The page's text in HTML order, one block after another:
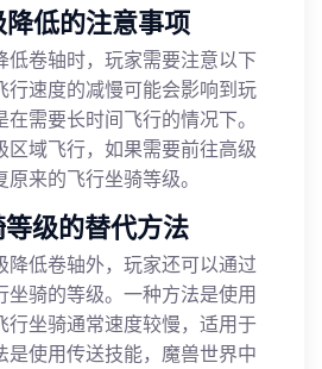
低的注意事项
低卷轴时，玩家需要注意以下
行速度的减慢可能会影响到玩
需要长时间飞行的情况下。
区域飞行，如果需要前往高级
来的飞行坐骑等级。
级的替代方法
降低卷轴外，玩家还可以通过
坐骑的等级。一种方法是使用
行坐骑通常速度较慢，适用于
是使用传送技能，魔兽世界中